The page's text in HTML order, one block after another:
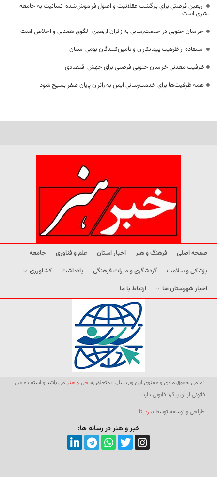
اربعین فرصتی برای بازگشت عقلانیت و اصول فراموش‌شده انسانیت به جامعه
بشری است
خراسان جنوبی در خدمت‌رسانی به زائران اربعین، الگوی همدلی و اخلاص است
استفاده از ظرفیت پیمانکاران و تأمین‌کنندگان بومی استان
ظرفیت معدنی خراسان جنوبی فرصتی برای جهش اقتصادی
همه ظرفیت‌ها برای خدمت‌رسانی ایمن به زائران پایان صفر بسیج شود
صفحه اصلی فرهنگ و هنر اخبار استان علم و فناوری
جامعه
پزشکی و سلامت
گردشگری و میراث فرهنگی یادداشت
کشاورزی
اخبار شهرستان ها
ارتباط با ما
تمامی حقوق مادی و معنوی این وب سایت متعلق بهخبر و هنر می باشد و استفاده غیر
قانونی از آن پیگرد قانونی دارد.
طراحی و توسعه توسطبیردیتا
خبر و هنر در رسانه ها: